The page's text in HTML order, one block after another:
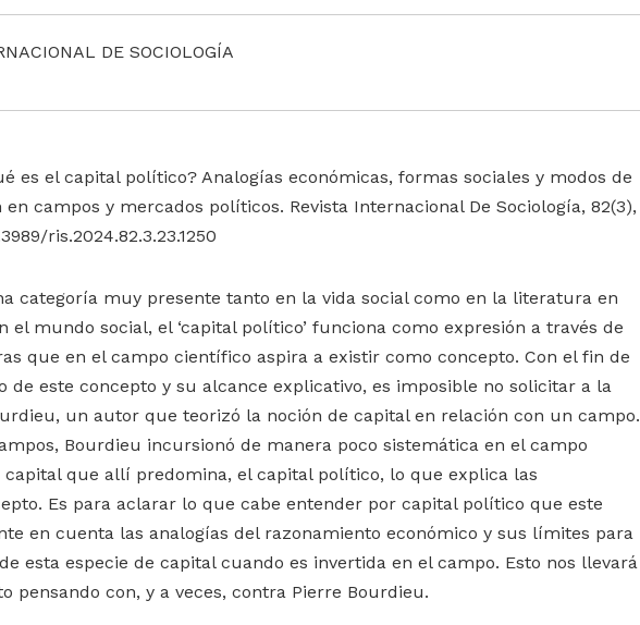
DE SOCIOLOGÍA
es el capital político? Analogías económicas, formas sociales y modos de
campos y mercados políticos. Revista Internacional De Sociología, 82(3),
ris.2024.82.3.23.1250
categoría muy presente tanto en la vida social como en la literatura en
el mundo social, el ‘capital político’ funciona como expresión a través de
que en el campo científico aspira a existir como concepto. Con el fin de
de este concepto y su alcance explicativo, es imposible no solicitar a la
un autor que teorizó la noción de capital en relación con un campo.
Bourdieu incursionó de manera poco sistemática en el campo
capital que allí predomina, el capital político, lo que explica las
Es para aclarar lo que cabe entender por capital político que este
en cuenta las analogías del razonamiento económico y sus límites para
esta especie de capital cuando es invertida en el campo. Esto nos llevará
pensando con, y a veces, contra Pierre Bourdieu.